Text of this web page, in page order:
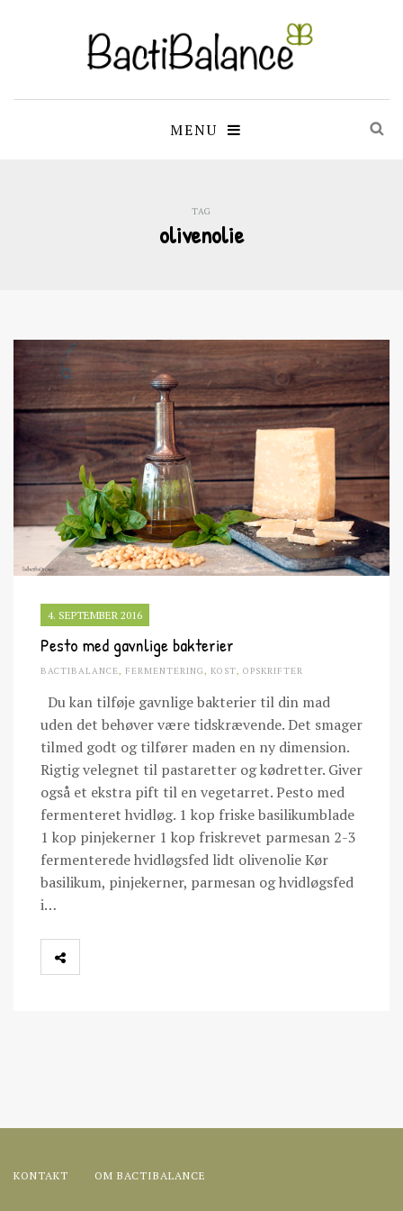
MENU
TAG
olivenolie
4. SEPTEMBER 2016
Pesto med gavnlige bakterier
BACTIBALANCE, FERMENTERING, KOST, OPSKRIFTER
Du kan tilføje gavnlige bakterier til din mad
uden det behøver være tidskrævende. Det smager
tilmed godt og tilfører maden en ny dimension.
Rigtig velegnet til pastaretter og kødretter. Giver
også et ekstra pift til en vegetarret. Pesto med
fermenteret hvidløg. 1 kop friske basilikumblade
1 kop pinjekerner 1 kop friskrevet parmesan 2-3
fermenterede hvidløgsfed lidt olivenolie Kør
basilikum, pinjekerner, parmesan og hvidløgsfed
i…
KONTAKT OM BACTIBALANCE